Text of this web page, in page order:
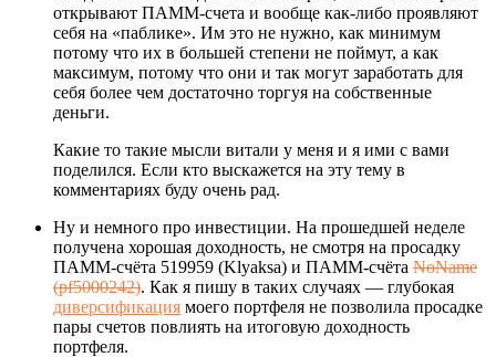
открывают ПАММ-счета и вообще как-либо проявляют
себя на «паблике». Им это не нужно, как минимум
потому что их в большей степени не поймут, а как
максимум, потому что они и так могут заработать для
себя более чем достаточно торгуя на собственные
деньги.
Какие то такие мысли витали у меня и я ими с вами
поделился. Если кто выскажется на эту тему в
комментариях буду очень рад.
Ну и немного про инвестиции. На прошедшей неделе
получена хорошая доходность, не смотря на просадку
ПАММ-счёта 519959 (Klyaksa) и ПАММ-счёта NoName
(pf5000242). Как я пишу в таких случаях — глубокая
диверсификация моего портфеля не позволила просадке
пары счетов повлиять на итоговую доходность
портфеля.